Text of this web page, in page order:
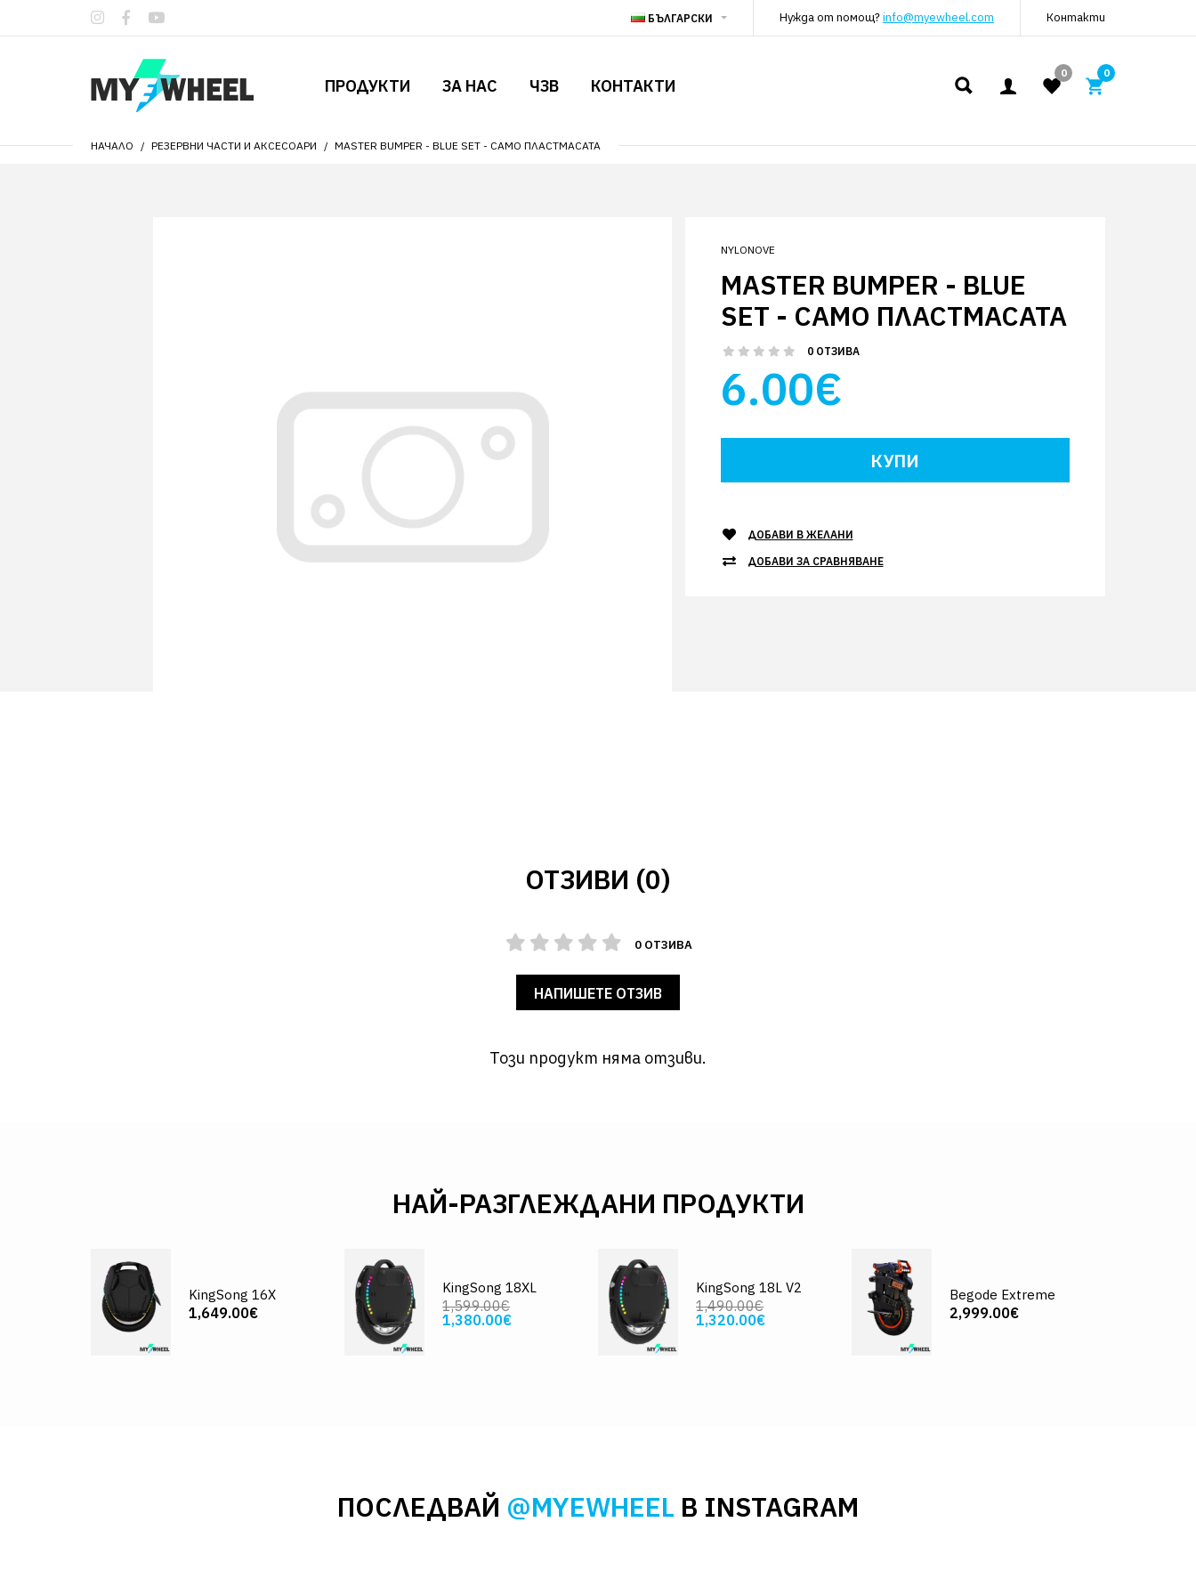
БЪЛГАРСКИ Нужда от помощ?info@myewheel.com Контакти
ПРОДУКТИ ЗА НАС ЧЗВ КОНТАКТИ
0 0
НАЧАЛО РЕЗЕРВНИ ЧАСТИ И АКСЕСОАРИ MASTER BUMPER - BLUE SET - САМО ПЛАСТМАСАТА
NYLONOVE
MASTER BUMPER - BLUE
SET - САМО ПЛАСТМАСАТА
0 ОТЗИВА
6.00€
ДОБАВИ В ЖЕЛАНИ
ДОБАВИ ЗА СРАВНЯВАНЕ
ОТЗИВИ (0)
0 ОТЗИВА
НАПИШЕТЕ ОТЗИВ
Този продукт няма отзиви.
НАЙ-РАЗГЛЕЖДАНИ ПРОДУКТИ
KingSong 16X
1,649.00€
KingSong 18XL
1,599.00€
1,380.00€
KingSong 18L V2
1,490.00€
1,320.00€
Begode Extreme
2,999.00€
ПОСЛЕДВАЙ @MYEWHEEL В INSTAGRAM